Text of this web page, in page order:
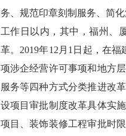
务、规范印章刻制服务、简
工作日以内，其中，福州、
革。2019年12月1日起，在
项涉企经营许可事项和地方
服务等四种方式分类推进改
设项目审批制度改革具体实
项目、装饰装修工程审批时